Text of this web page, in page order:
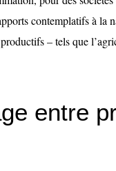
contemplatifs à la
– tels que
entre